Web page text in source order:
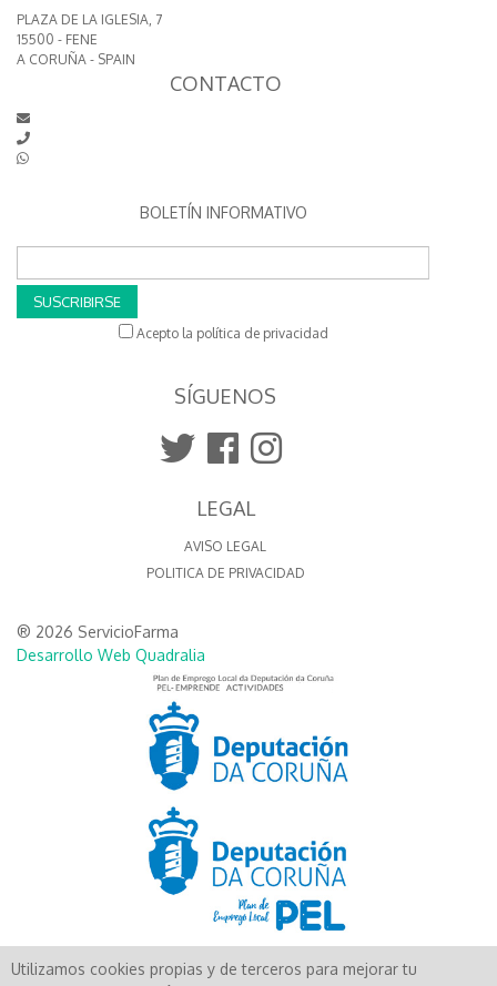
PLAZA DE LA IGLESIA, 7
15500 - FENE
A CORUÑA - SPAIN
CONTACTO
BOLETÍN INFORMATIVO
SUSCRIBIRSE
Acepto la política de privacidad
SÍGUENOS
LEGAL
AVISO LEGAL
POLITICA DE PRIVACIDAD
® 2026 ServicioFarma
Desarrollo Web Quadralia
Utilizamos cookies propias y de terceros para mejorar tu
Aún no existen valoraciones para este producto.